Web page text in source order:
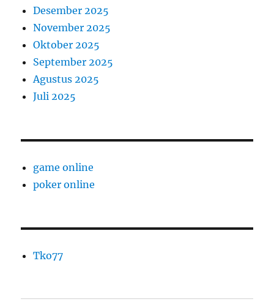
Desember 2025
November 2025
Oktober 2025
September 2025
Agustus 2025
Juli 2025
game online
poker online
Tko77